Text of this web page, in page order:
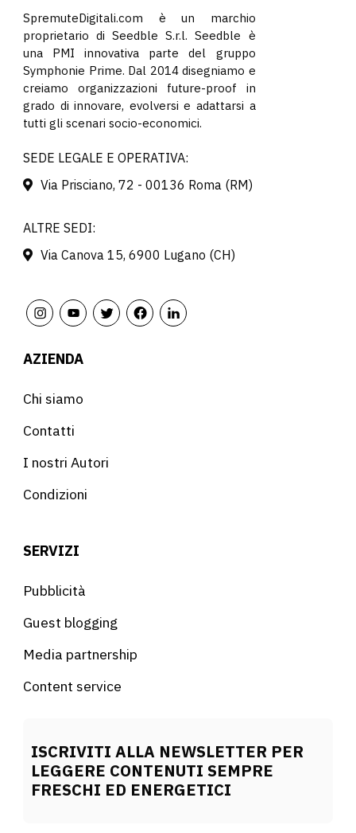
SpremuteDigitali.com è un marchio
proprietario di Seedble S.r.l. Seedble è
una PMI innovativa parte del gruppo
Symphonie Prime. Dal 2014 disegniamo e
creiamo organizzazioni future-proof in
grado di innovare, evolversi e adattarsi a
tutti gli scenari socio-economici.
SEDE LEGALE E OPERATIVA:
Via Prisciano, 72 - 00136 Roma (RM)
ALTRE SEDI:
Via Canova 15, 6900 Lugano (CH)
AZIENDA
Chi siamo
Contatti
I nostri Autori
Condizioni
SERVIZI
Pubblicità
Guest blogging
Media partnership
Content service
ISCRIVITI ALLA NEWSLETTER PER
LEGGERE CONTENUTI SEMPRE
FRESCHI ED ENERGETICI